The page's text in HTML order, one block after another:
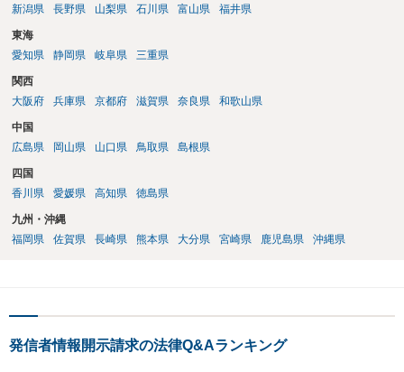
新潟県
長野県 山梨県 石川県 富山県 福井県
東海
愛知県
静岡県 岐阜県 三重県
関西
大阪府
兵庫県 京都府 滋賀県 奈良県 和歌山県
中国
広島県
岡山県 山口県 鳥取県 島根県
四国
香川県
愛媛県 高知県 徳島県
九州・沖縄
福岡県
佐賀県 長崎県 熊本県 大分県 宮崎県 鹿児島県 沖縄県
発信者情報開示請求の法律Q&Aランキング